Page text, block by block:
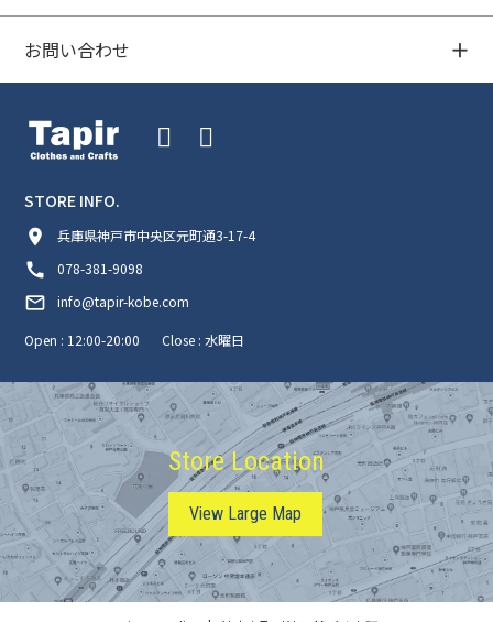
お問い合わせ
STORE INFO.
room
兵庫県神戸市中央区元町通3-17-4
call 078-381-9098
mail_outline info@tapir-kobe.com
Open : 12:00-20:00 Close : 水曜日
Store Location
View Large Map